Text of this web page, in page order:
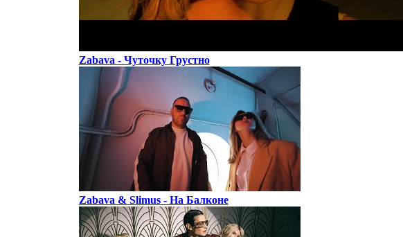
Zabava - Чуточку Грустно
Zabava & Slimus - На Балконе